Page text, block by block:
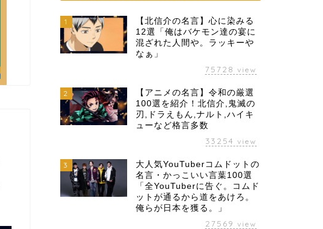
1
【北信介の名言】心に染みる
12選「俺はバケモン達の宴に
混ざれた人間や。ラッキーや
なぁ」
75728 view
2
【アニメの名言】令和の厳選
100選を紹介！北信介,鬼滅の
刃,ドラえもん,ナルト,ハイキ
ューなど格言多数
33254 view
3
大人気YouTuberコムドットの
名言・かっこいい言葉100選
「全YouTuberに告ぐ。コムド
ットが通るから道をあけろ。
俺らが日本を獲る。」
27569 view